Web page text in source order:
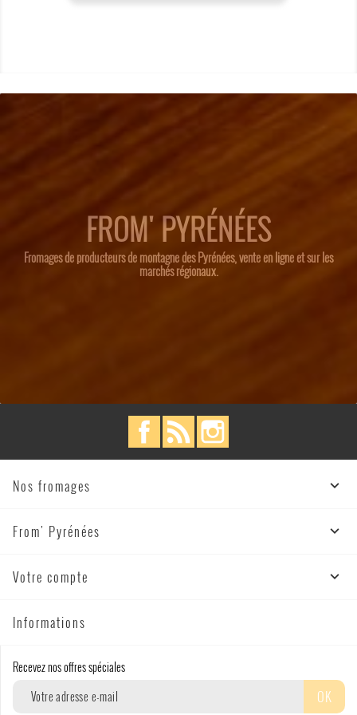
FROM' PYRÉNÉES
Fromages de producteurs de montagne des Pyrénées, vente en ligne et sur les
marchés régionaux.
Facebook Rss
Nos fromages 
From' Pyrénées 
Votre compte 
Informations
Recevez nos offres spéciales